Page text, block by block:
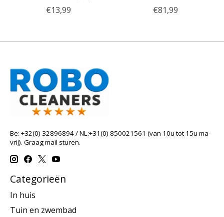
€13,99
€81,99
Be: +32(0) 32896894 / NL:+31(0) 850021561 (van 10u tot 15u ma-
vrij). Graag mail sturen.
Categorieën
In huis
Tuin en zwembad